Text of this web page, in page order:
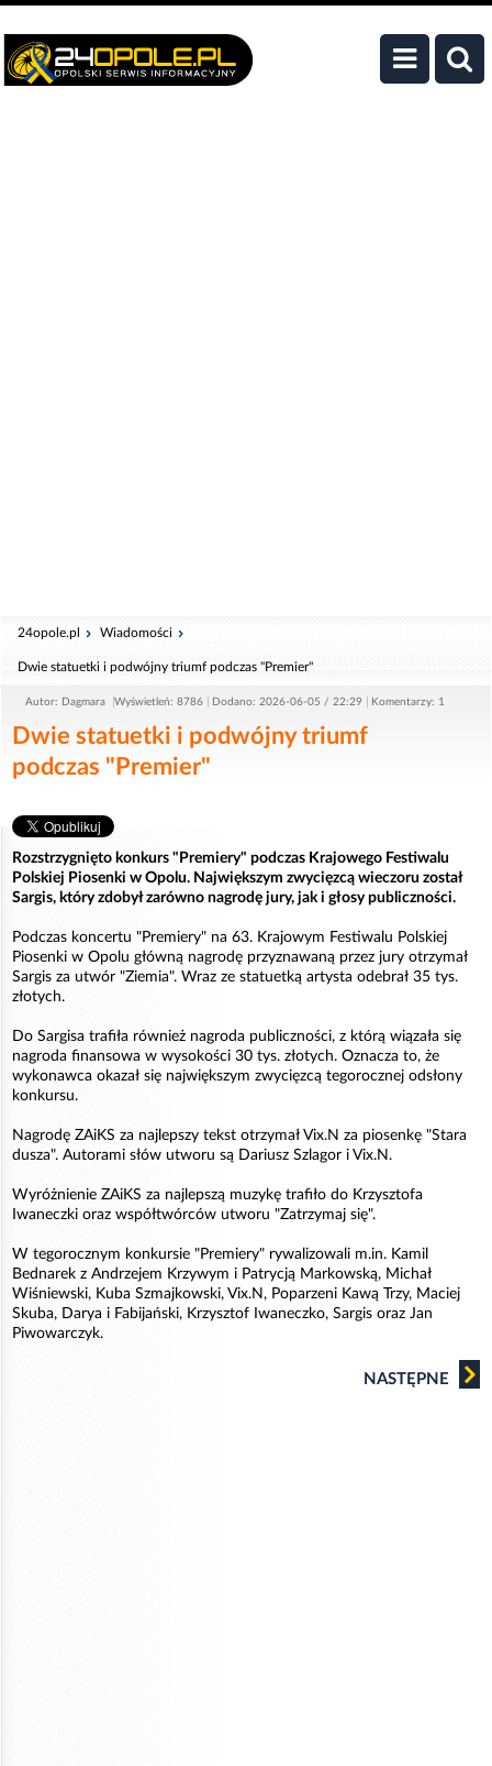
24opole.pl Wiadomości
Dwie statuetki i podwójny triumf podczas "Premier"
Autor: Dagmara Wyświetleń: 8786 Dodano: 2026-06-05 / 22:29 Komentarzy: 1
Dwie statuetki i podwójny triumf
podczas "Premier"
Rozstrzygnięto konkurs "Premiery" podczas Krajowego Festiwalu
Polskiej Piosenki w Opolu. Największym zwycięzcą wieczoru został
Sargis, który zdobył zarówno nagrodę jury, jak i głosy publiczności.
Podczas koncertu "Premiery" na 63. Krajowym Festiwalu Polskiej
Piosenki w Opolu główną nagrodę przyznawaną przez jury otrzymał
Sargis za utwór "Ziemia". Wraz ze statuetką artysta odebrał 35 tys.
złotych.
Do Sargisa trafiła również nagroda publiczności, z którą wiązała się
nagroda finansowa w wysokości 30 tys. złotych. Oznacza to, że
wykonawca okazał się największym zwycięzcą tegorocznej odsłony
konkursu.
Nagrodę ZAiKS za najlepszy tekst otrzymał Vix.N za piosenkę "Stara
dusza". Autorami słów utworu są Dariusz Szlagor i Vix.N.
Wyróżnienie ZAiKS za najlepszą muzykę trafiło do Krzysztofa
Iwaneczki oraz współtwórców utworu "Zatrzymaj się".
W tegorocznym konkursie "Premiery" rywalizowali m.in. Kamil
Bednarek z Andrzejem Krzywym i Patrycją Markowską, Michał
Wiśniewski, Kuba Szmajkowski, Vix.N, Poparzeni Kawą Trzy, Maciej
Skuba, Darya i Fabijański, Krzysztof Iwaneczko, Sargis oraz Jan
Piwowarczyk.
NASTĘPNE